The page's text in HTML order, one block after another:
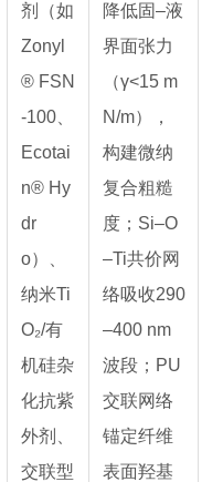
剂（如
Zonyl
® FSN
-100、
Ecotai
n® Hy
dr
o）、
纳米Ti
O₂/有
机硅杂
化抗紫
外剂、
交联型
降低固–液
界面张力
（γ<15 m
N/m），
构建微纳
复合粗糙
度；Si–O
–Ti共价网
络吸收290
–400 nm
波段；PU
交联网络
锚定纤维
表面羟基